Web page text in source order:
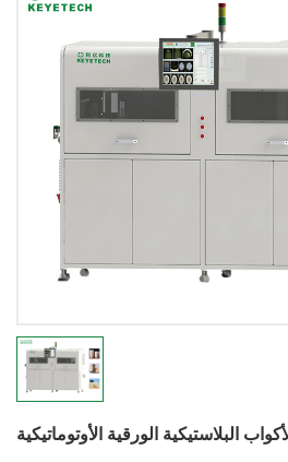
البلاستيكية الورقية الأوتوماتيكية